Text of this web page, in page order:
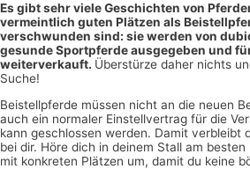
Es gibt sehr viele Geschichten von
vermeintlich guten Plätzen als
verschwunden sind: sie werden von
gesunde Sportpferde ausgegeben und
weiterverkauft. Überstürze daher nichts
Suche!
Beistellpferde müssen nicht an die neuen
auch ein normaler Einstellvertrag für die
kann geschlossen werden. Damit verbleibt
bei dir. Höre dich in deinem Stall am
mit konkreten Plätzen um, damit du keine